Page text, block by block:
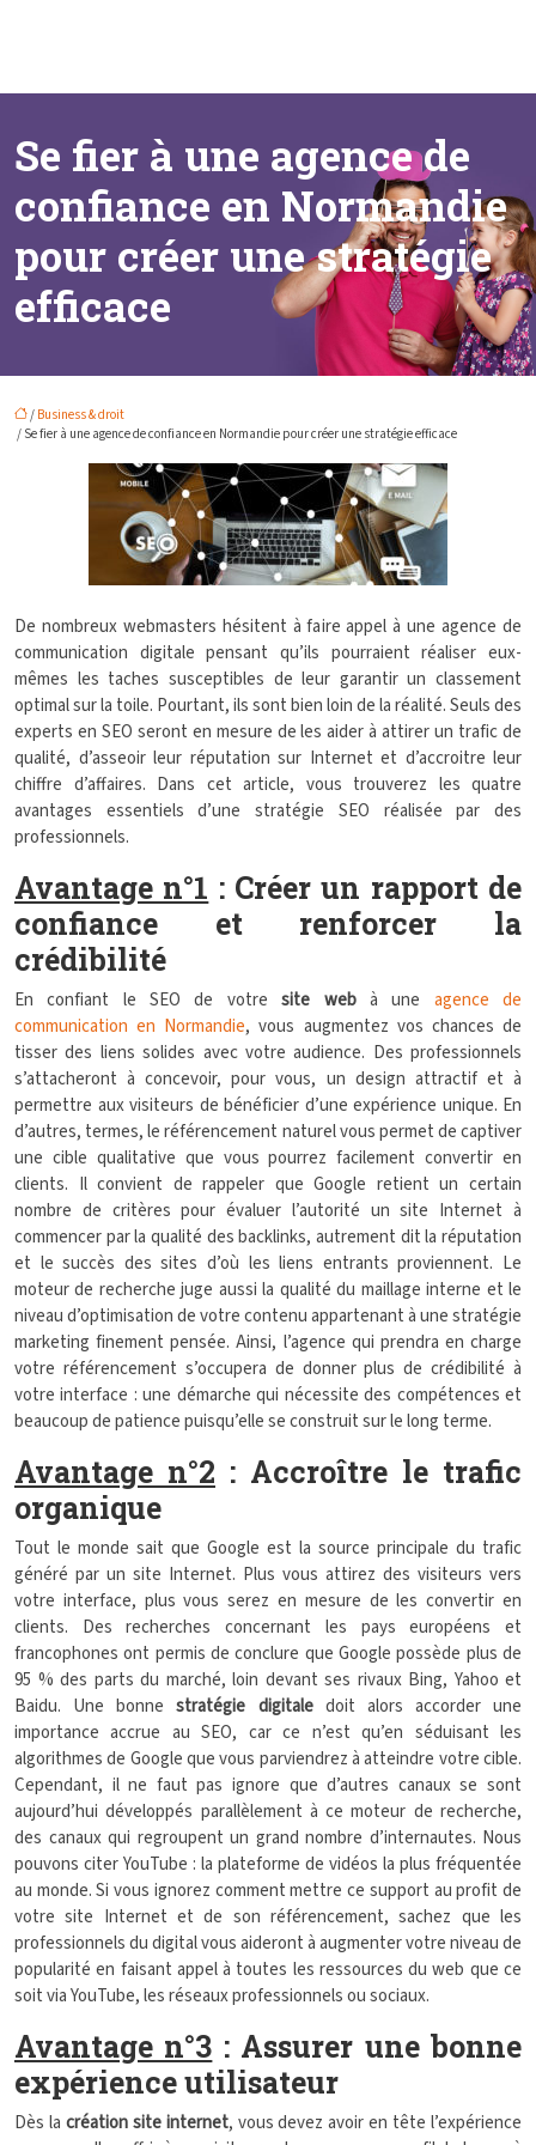
Se fier à une agence de
confiance en Normandie
pour créer une stratégie
efficace
/ Business & droit
/ Se fier à une agence de confiance en Normandie pour créer une stratégie efficace
De nombreux webmasters hésitent à faire appel à une agence de
communication digitale pensant qu’ils pourraient réaliser eux-
mêmes les taches susceptibles de leur garantir un classement
optimal sur la toile. Pourtant, ils sont bien loin de la réalité. Seuls des
experts en SEO seront en mesure de les aider à attirer un trafic de
qualité, d’asseoir leur réputation sur Internet et d’accroitre leur
chiffre d’affaires. Dans cet article, vous trouverez les quatre
avantages essentiels d’une stratégie SEO réalisée par des
professionnels.
Avantage n°1 : Créer un rapport de
confiance et renforcer la
crédibilité
En confiant le SEO de votresite webà une agence de
communication en Normandie, vous augmentez vos chances de
tisser des liens solides avec votre audience. Des professionnels
s’attacheront à concevoir, pour vous, un design attractif et à
permettre aux visiteurs de bénéficier d’une expérience unique. En
d’autres, termes, le référencement naturel vous permet de captiver
une cible qualitative que vous pourrez facilement convertir en
clients. Il convient de rappeler que Google retient un certain
nombre de critères pour évaluer l’autorité un site Internet à
commencer par la qualité des backlinks, autrement dit la réputation
et le succès des sites d’où les liens entrants proviennent. Le
moteur de recherche juge aussi la qualité du maillage interne et le
niveau d’optimisation de votre contenu appartenant à une stratégie
marketing finement pensée. Ainsi, l’agence qui prendra en charge
votre référencement s’occupera de donner plus de crédibilité à
votre interface : une démarche qui nécessite des compétences et
beaucoup de patience puisqu’elle se construit sur le long terme.
Avantage n°2 : Accroître le trafic
organique
Tout le monde sait que Google est la source principale du trafic
généré par un site Internet. Plus vous attirez des visiteurs vers
votre interface, plus vous serez en mesure de les convertir en
clients. Des recherches concernant les pays européens et
francophones ont permis de conclure que Google possède plus de
95 % des parts du marché, loin devant ses rivaux Bing, Yahoo et
Baidu. Une bonnestratégie digitaledoit alors accorder une
importance accrue au SEO, car ce n’est qu’en séduisant les
algorithmes de Google que vous parviendrez à atteindre votre cible.
Cependant, il ne faut pas ignore que d’autres canaux se sont
aujourd’hui développés parallèlement à ce moteur de recherche,
des canaux qui regroupent un grand nombre d’internautes. Nous
pouvons citer YouTube : la plateforme de vidéos la plus fréquentée
au monde. Si vous ignorez comment mettre ce support au profit de
votre site Internet et de son référencement, sachez que les
professionnels du digital vous aideront à augmenter votre niveau de
popularité en faisant appel à toutes les ressources du web que ce
soit via YouTube, les réseaux professionnels ou sociaux.
Avantage n°3 : Assurer une bonne
expérience utilisateur
Dès la création site internet, vous devez avoir en tête l’expérience